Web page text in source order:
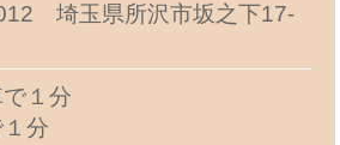
埼玉県所沢市坂之下17-
１分
分